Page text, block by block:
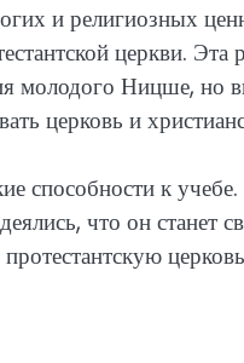
и религиозных
церкви. Эта
молодого Ницше, но
церковь и
способности к
что он станет